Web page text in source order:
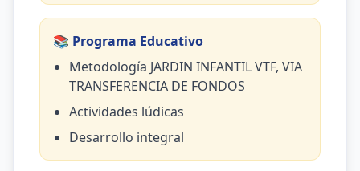
📚 Programa Educativo
Metodología JARDIN INFANTIL VTF, VIA
TRANSFERENCIA DE FONDOS
Actividades lúdicas
Desarrollo integral